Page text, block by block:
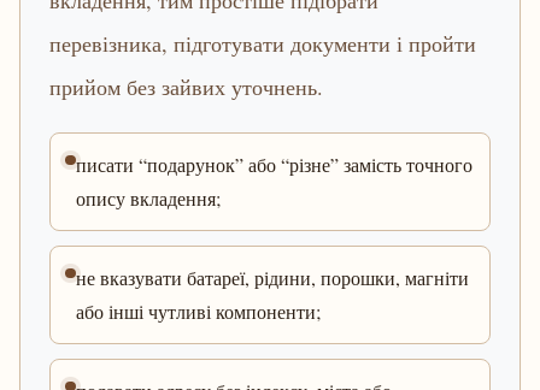
перевізника, підготувати документи і пройти
прийом без зайвих уточнень.
писати “подарунок” або “різне” замість точного
опису вкладення;
не вказувати батареї, рідини, порошки, магніти
або інші чутливі компоненти;